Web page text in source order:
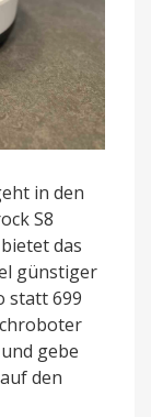
in den
S8
das
günstiger
statt 699
gebe
den